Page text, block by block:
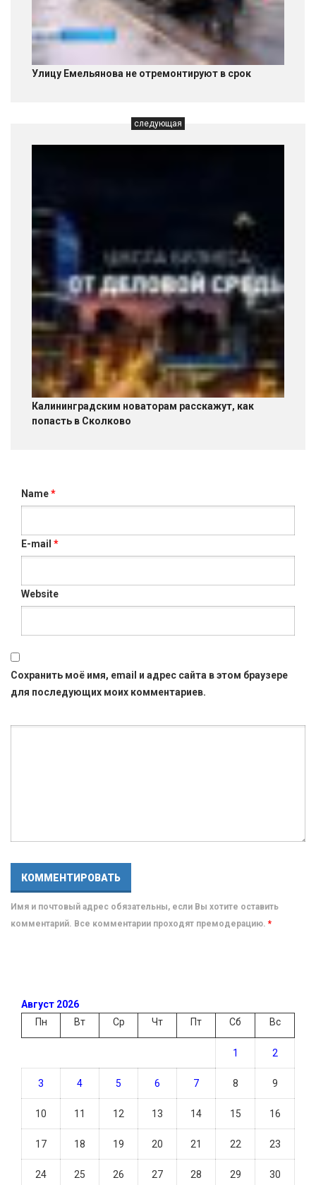
Улицу Емельянова не отремонтируют в срок
следующая
Калининградским новаторам расскажут, как
попасть в Сколково
Name*
E-mail *
Website
Сохранить моё имя, email и адрес сайта в этом браузере
для последующих моих комментариев.
Имя и почтовый адрес обязательны, если Вы хотите оставить
комментарий. Все комментарии проходят премодерацию. *
Август 2026
Пн
Вт Ср Чт Пт Сб Вс
1 2
3 4 5 6 7 8 9
10 11 12 13 14 15 16
17 18 19 20 21 22 23
24 25 26 27 28 29 30